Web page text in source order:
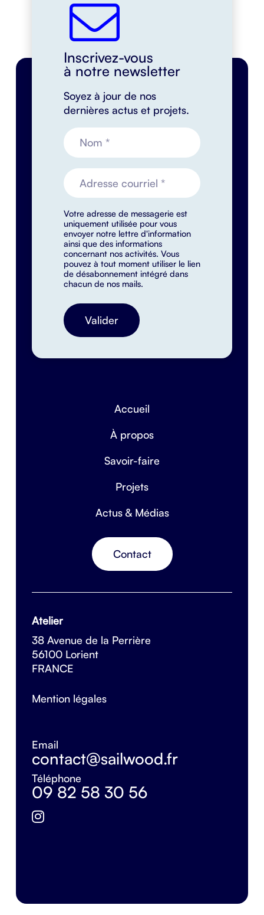
Inscrivez-vous
à notre newsletter
Soyez à jour de nos
dernières actus et projets.
Votre adresse de messagerie est
uniquement utilisée pour vous
envoyer notre lettre d'information
ainsi que des informations
concernant nos activités. Vous
pouvez à tout moment utiliser le lien
de désabonnement intégré dans
chacun de nos mails.
Accueil
À propos
Savoir-faire
Projets
Actus & Médias
Contact
Atelier
38 Avenue de la Perrière
56100 Lorient
FRANCE
Mention légales
Email
contact@sailwood.fr
Téléphone
09 82 58 30 56